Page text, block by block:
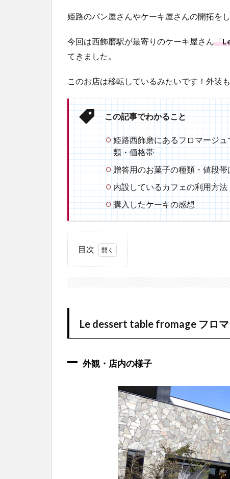
姫路のパン屋さんやケーキ屋さんの開拓を
今回は西飾磨駅が最寄りのケーキ屋さん 「
てきました。
このお店は移転しているみたいです！外装
この記事でわかること
姫路西飾磨にあるフロマージ
類・価格帯
贈答用のお菓子の種類・値段帯
内設しているカフェの利用方法
購入したケーキの感想
目次
ージュ
観・
店内
Le dessert table fromage フロマ
外観・店内の様子